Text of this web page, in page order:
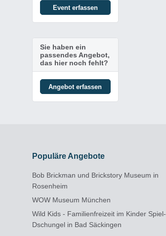
Event erfassen
Sie haben ein
passendes Angebot,
das hier noch fehlt?
Angebot erfassen
Populäre Angebote
Bob Brickman und Brickstory Museum in
Rosenheim
WOW Museum München
Wild Kids - Familienfreizeit im Kinder Spiel-
Dschungel in Bad Säckingen